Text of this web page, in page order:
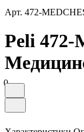
Арт. 472-
Peli 472-
0